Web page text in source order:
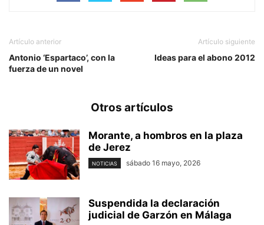
Artículo anterior
Antonio ‘Espartaco’, con la
fuerza de un novel
Artículo siguiente
Ideas para el abono 2012
Otros artículos
Morante, a hombros en la plaza
de Jerez
NOTICIAS sábado 16 mayo, 2026
Suspendida la declaración
judicial de Garzón en Málaga